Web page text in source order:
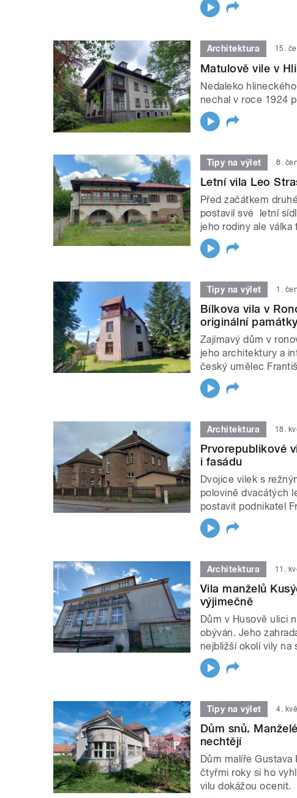
Architektura 15.
Matulově vile v
Nedaleko
nechal v roce 1924
Tipy na výlet 8.
Letní vila Leo
Před začátkem
postavil své letní
jeho rodiny ale válka
Tipy na výlet 1.
Bílkova vila v
originální
Zajímavý dům v
jeho architektury a
český umělec
Architektura 18.
Prvorepublikové
i fasádu
Dvojice vilek s
polovině dvacátých
postavit podnikatel
Architektura 11.
Vila manželů
výjimečně
Dům v Husově ulici
obýván. Jeho
nejbližší okolí vily na
Tipy na výlet 4.
Dům snů.
nechtějí
Dům malíře
čtyřmi roky si ho
vilu dokážou ocenit.